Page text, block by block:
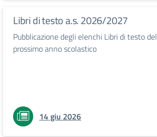
Libri di testo a.s. 2026/2027
Pubblicazione degli elenchi Libri di testo del
prossimo anno scolastico
14 giu 2026